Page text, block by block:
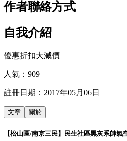
作者聯絡方式
自我介紹
優惠折扣大減價
人氣： 909
註冊日期： 2017年05月06日
文章 關於
【松山區/南京三民】民生社區黑灰系帥